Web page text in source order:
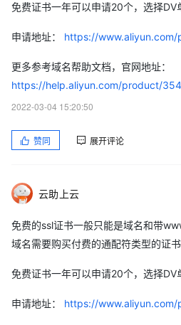
免费证书一年可以申请20个，选择DV
申请地址： https://
更多参考域名帮助文档，官网地址：
https://help.aliyun.com/product/
2022-03-04 15:20:50
赞同 展开评论
云助上云
免费的ssl证书一般只能是域名和带
域名需要购买付费的通配符类型的证书
免费证书一年可以申请20个，选择DV
申请地址： https://